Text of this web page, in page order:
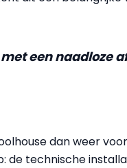
een naadloze
dan weer
technische